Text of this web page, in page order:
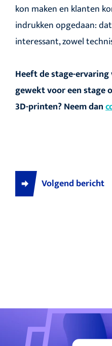
kon maken en klanten
indrukken opgedaan:
interessant, zowel
Heeft de stage-ervaring
gewekt voor een stage
3D-printen? Neem dan
Volgend bericht